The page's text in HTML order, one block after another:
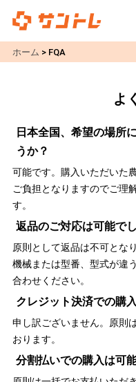
ホーム > FQA
よ
日本全国、希望の場所
うか？
可能です。購入いただいた
ご負担となりますのでご理
す。
返品のご対応は可能で
原則として返品は不可とな
機械または型番、型式が違
合わせください。
クレジット決済での購
申し訳ございません。原則
おります。
分割払いでの購入は可